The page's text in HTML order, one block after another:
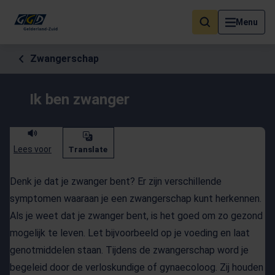
Menu
Als de resultaten voor automatisch aanvullen beschikbaar zijn,
Zwangerschap
Ik ben zwanger
Lees voor Translate
Denk je dat je zwanger bent? Er zijn verschillende
symptomen waaraan je een zwangerschap kunt herkennen.
Als je weet dat je zwanger bent, is het goed om zo gezond
mogelijk te leven. Let bijvoorbeeld op je voeding en laat
genotmiddelen staan. Tijdens de zwangerschap word je
begeleid door de verloskundige of gynaecoloog. Zij houden